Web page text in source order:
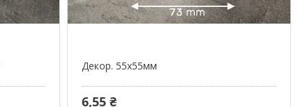
Декор. 55х55мм
6,55 ₴